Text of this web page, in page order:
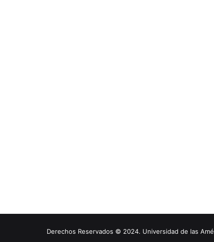
Derechos Reservados © 2024. Universidad de las